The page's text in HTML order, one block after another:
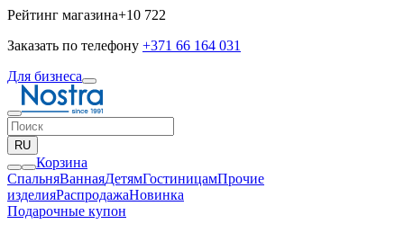
Рейтинг магазина+10 722
Заказать по телефону +371 66 164 031
Для бизнеса
RU
Корзина
СпальняВаннаяДетямГостиницамПрочие
изделияPаспродажаНовинка
Подарочные купон